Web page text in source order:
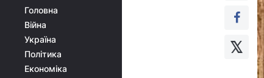
Головна
Війна
Україна
Політика
Економіка